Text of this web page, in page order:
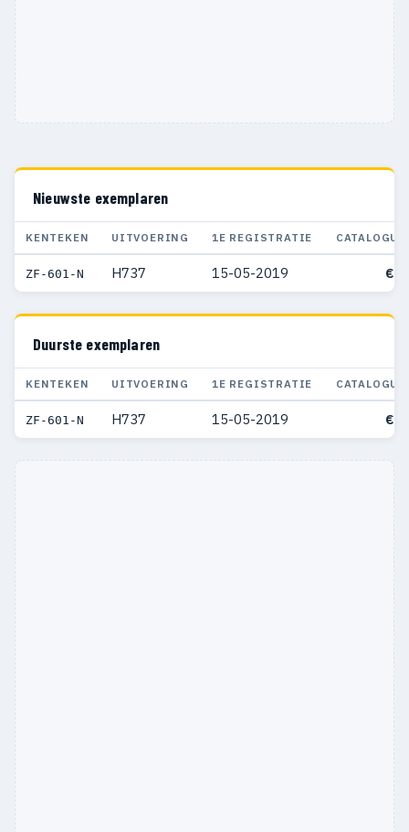
Nieuwste exemplaren
KENTEKEN UITVOERING 1E REGISTRATIE
ZF-601-N H737 15-05-2019 €
Duurste exemplaren
KENTEKEN UITVOERING 1E REGISTRATIE
ZF-601-N H737 15-05-2019 €